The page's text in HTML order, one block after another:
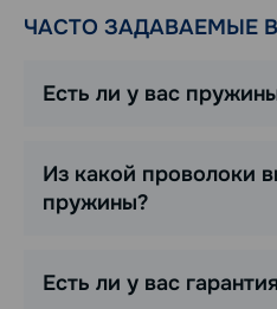
ЧАСТО ЗАДАВАЕМЫЕ
Есть ли у вас
Из какой проволоки
пружины?
Есть ли у вас